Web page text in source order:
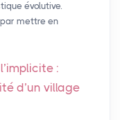
évolutive.
mettre en
:
d’un village